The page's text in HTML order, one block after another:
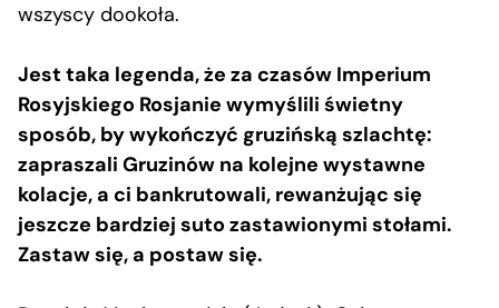
wszyscy dookoła.
Jest taka legenda, że za czasów Imperium
Rosyjskiego Rosjanie wymyślili świetny
sposób, by wykończyć gruzińską szlachtę:
zapraszali Gruzinów na kolejne wystawne
kolacje, a ci bankrutowali, rewanżując się
jeszcze bardziej suto zastawionymi stołami.
Zastaw się, a postaw się.